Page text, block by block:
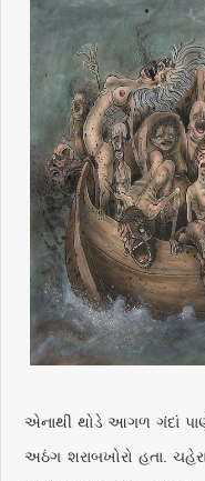
એનાથી થોડે આગળ ગંદાં
અઠંગ શરાબખોરો હતા.